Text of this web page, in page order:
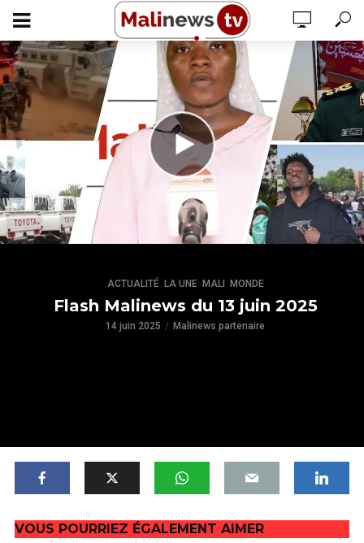
ACTUALITÉ, LA UNE, MALI MONDE
Flash Malinews du 13 juin 2025
14 juin 2025 Malinews partenaire
VOUS POURRIEZ ÉGALEMENT AIMER